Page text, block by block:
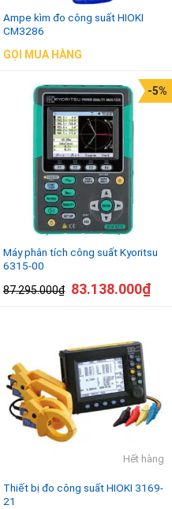
Ampe kìm đo công suất HIOKI
CM3286
GỌI MUA HÀNG
Máy phân tích công suất Kyoritsu
6315-00
87.295.000₫
-5%
83.138.000₫
Hết hàng
Thiết bị đo công suất HIOKI 3169-
21